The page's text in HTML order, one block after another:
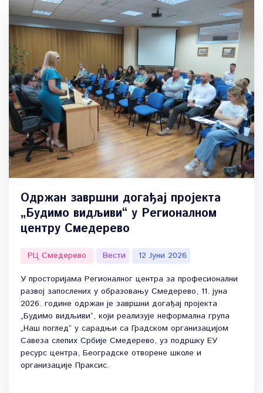
Одржан завршни догађај пројекта
„Будимо видљиви“ у Регионалном
центру Смедерево
РЦ Смедерево Вести
12 Јуни 2026
У просторијама Регионалног центра за професионални
развој запослених у образовању Смедерево, 11. јуна
2026. године одржан је завршни догађај пројекта
„Будимо видљиви“, који реализује неформална група
„Наш поглед“ у сарадњи са Градском организацијом
Савеза слепих Србије Смедерево, уз подршку ЕУ
ресурс центра, Београдске отворене школе и
организације Праксис.